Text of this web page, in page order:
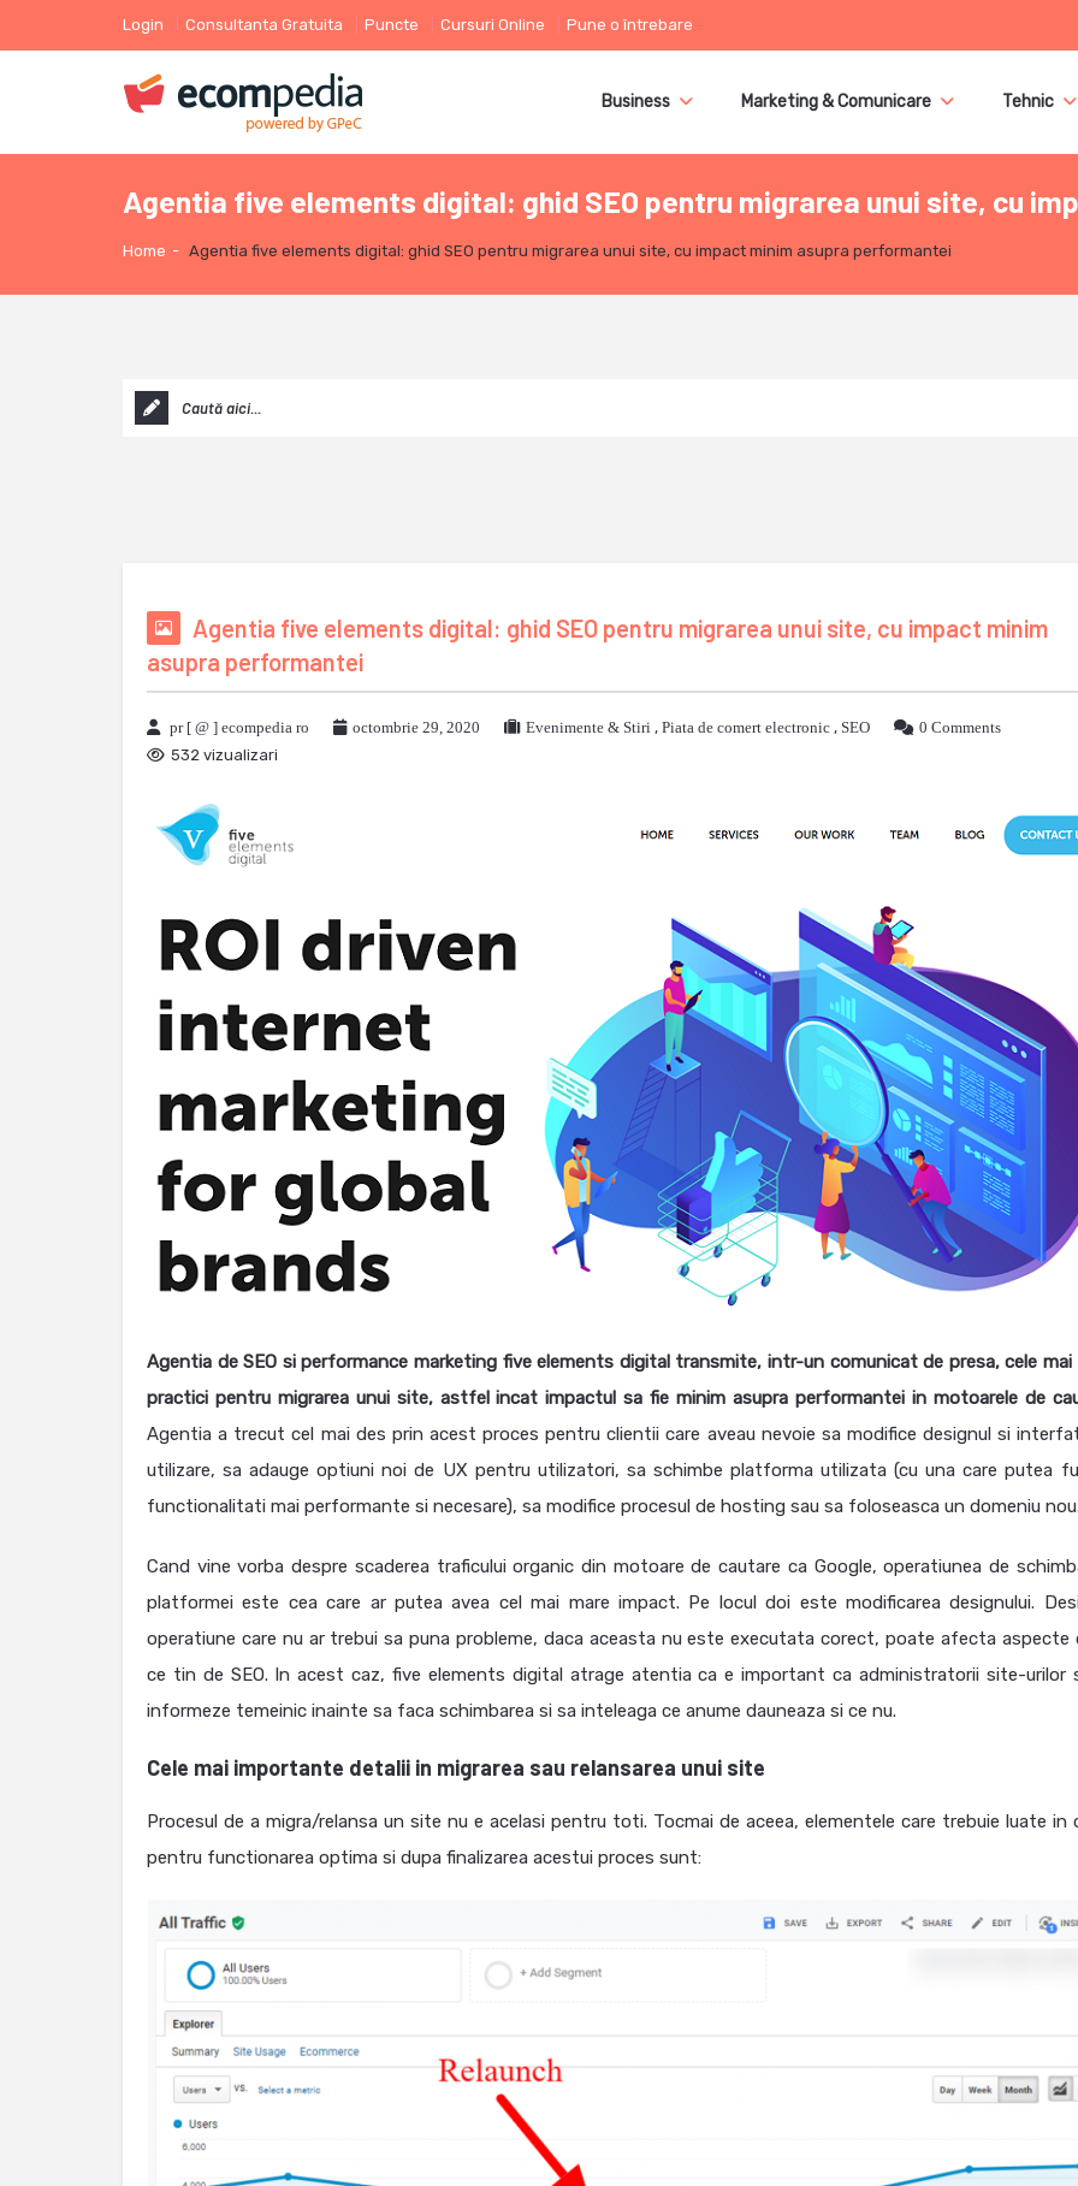
Login Consultanta Gratuita Puncte Cursuri Online Pune o întrebare
Business Marketing & Comunicare Tehnic
Agentia five elements digital: ghid SEO pentru migrarea unui site, cu
Home - Agentia five elements digital: ghid SEO pentru migrarea unui site, cu impact minim asupra performantei
Agentia five elements digital: ghid SEO pentru migrarea unui site, cu impact minim
asupra performantei
pr [ @ ] ecompedia ro octombrie 29, 2020 Evenimente & Stiri , Piata de comert electronic , SEO
0 Comments
532 vizualizari
Agentia de SEO si performance marketing five elements digital transmite, intr-un comunicat de presa, cele mai
practici pentru migrarea unui site, astfel incat impactul sa fie minim asupra performantei in motoarele de
Agentia a trecut cel mai des prin acest proces pentru clientii care aveau nevoie sa modifice designul si
utilizare, sa adauge optiuni noi de UX pentru utilizatori, sa schimbe platforma utilizata (cu una care putea
functionalitati mai performante si necesare), sa modifice procesul de hosting sau sa foloseasca un domeniu
Cand vine vorba despre scaderea traficului organic din motoare de cautare ca Google, operatiunea de
platformei este cea care ar putea avea cel mai mare impact. Pe locul doi este modificarea designului.
operatiune care nu ar trebui sa puna probleme, daca aceasta nu este executata corect, poate afecta aspecte
ce tin de SEO. In acest caz, five elements digital atrage atentia ca e important ca administratorii site-urilor
informeze temeinic inainte sa faca schimbarea si sa inteleaga ce anume dauneaza si ce nu.
Cele mai importante detalii in migrarea sau relansarea unui site
Procesul de a migra/relansa un site nu e acelasi pentru toti. Tocmai de aceea, elementele care trebuie luate in
pentru functionarea optima si dupa finalizarea acestui proces sunt: